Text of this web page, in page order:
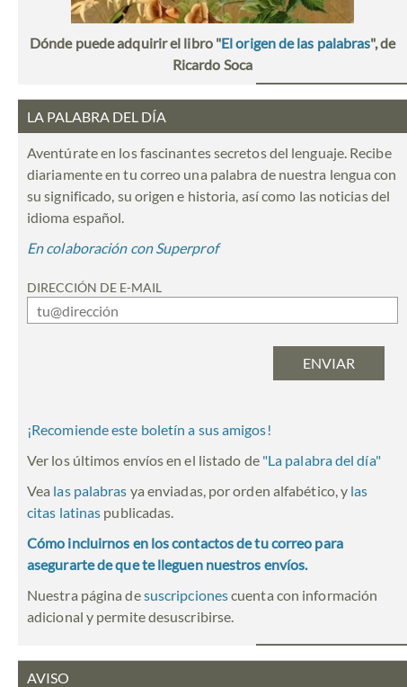
Dónde puede adquirir el libro "El origen de las palabras", de
Ricardo Soca
LA PALABRA DEL DÍA
Aventúrate en los fascinantes secretos del lenguaje. Recibe
diariamente en tu correo una palabra de nuestra lengua con
su significado, su origen e historia, así como las noticias del
idioma español.
En colaboración con Superprof
DIRECCIÓN DE E-MAIL
¡Recomiende este boletín a sus amigos!
Ver los últimos envíos en el listado de "La palabra del día"
Vea las palabras ya enviadas, por orden alfabético, y las
citas latinas publicadas.
Cómo incluirnos en los contactos de tu correo para
asegurarte de que te lleguen nuestros envíos.
Nuestra página desuscripcionescuenta con información
adicional y permite desuscribirse.
AVISO